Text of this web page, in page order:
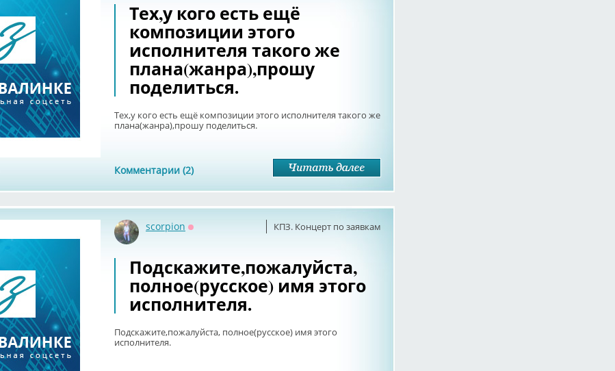
Тех,у кого есть ещё
композиции этого
исполнителя такого же
плана(жанра),прошу
поделиться.
Тех,у кого есть ещё композиции этого исполнителя такого же
плана(жанра),прошу поделиться.
Комментарии (2)
КПЗ. Концерт по заявкам
scorpion
Подскажите,пожалуйста,
полное(русское) имя этого
исполнителя.
Подскажите,пожалуйста, полное(русское) имя этого
исполнителя.